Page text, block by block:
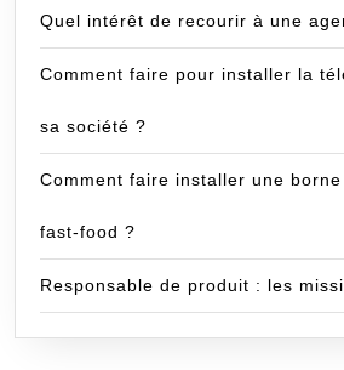
Quel intérêt de recourir à une
Comment faire pour installer la
sa société ?
Comment faire installer une
fast-food ?
Responsable de produit : les